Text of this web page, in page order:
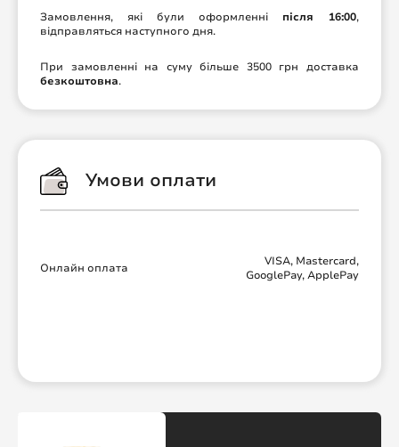
Замовлення, які були оформленні після 16:00,
відправляться наступного дня.
При замовленні на суму більше 3500 грн доставка
безкоштовна.
Умови оплати
Онлайн оплата
VISA, Mastercard,
GooglePay, ApplePay